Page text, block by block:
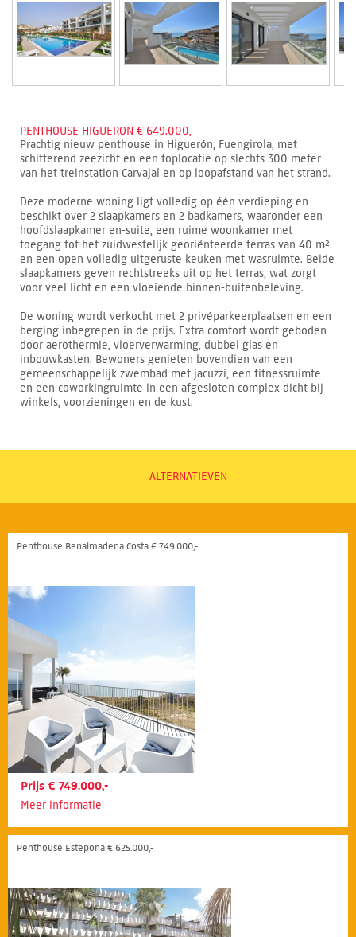
PENTHOUSE HIGUERON € 649.000,-
Prachtig nieuw penthouse in Higuerón, Fuengirola, met
schitterend zeezicht en een toplocatie op slechts 300 meter
van het treinstation Carvajal en op loopafstand van het strand.
Deze moderne woning ligt volledig op één verdieping en
beschikt over 2 slaapkamers en 2 badkamers, waaronder een
hoofdslaapkamer en-suite, een ruime woonkamer met
toegang tot het zuidwestelijk georiënteerde terras van 40 m²
en een open volledig uitgeruste keuken met wasruimte. Beide
slaapkamers geven rechtstreeks uit op het terras, wat zorgt
voor veel licht en een vloeiende binnen-buitenbeleving.
De woning wordt verkocht met 2 privéparkeerplaatsen en een
berging inbegrepen in de prijs. Extra comfort wordt geboden
door aerothermie, vloerverwarming, dubbel glas en
inbouwkasten. Bewoners genieten bovendien van een
gemeenschappelijk zwembad met jacuzzi, een fitnessruimte
en een coworkingruimte in een afgesloten complex dicht bij
winkels, voorzieningen en de kust.
ALTERNATIEVEN
Penthouse Benalmadena Costa € 749.000,-
Prijs € 749.000,-
Meer informatie
Penthouse Estepona € 625.000,-